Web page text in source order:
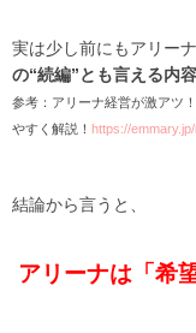
実は少し前にもアリー
の“続編”とも言える内容
参考：アリーナ経営が激アツ
やすく解説！ https://
結論から言うと、
アリーナは「希